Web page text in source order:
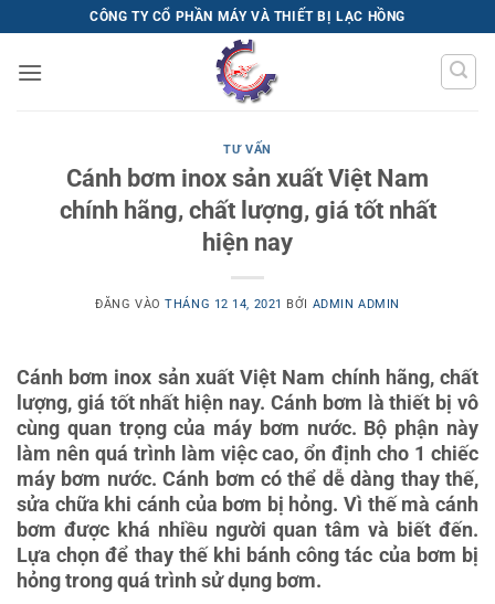
qua
nội
CÔNG TY CỔ PHẦN MÁY VÀ THIẾT BỊ LẠC HỒNG
TƯ VẤN
Cánh bơm inox sản xuất Việt Nam
chính hãng, chất lượng, giá tốt nhất
hiện nay
ĐĂNG VÀOTHÁNG 12 14, 2021 BỞI ADMIN ADMIN
Cánh bơm inox sản xuất Việt Nam chính hãng, chất
lượng, giá tốt nhất hiện nay. Cánh bơm là thiết bị vô
cùng quan trọng của máy bơm nước. Bộ phận này
làm nên quá trình làm việc cao, ổn định cho 1 chiếc
máy bơm nước. Cánh bơm có thể dễ dàng thay thế,
sửa chữa khi cánh của bơm bị hỏng. Vì thế mà cánh
bơm được khá nhiều người quan tâm và biết đến.
Lựa chọn để thay thế khi bánh công tác của bơm bị
hỏng trong quá trình sử dụng bơm.